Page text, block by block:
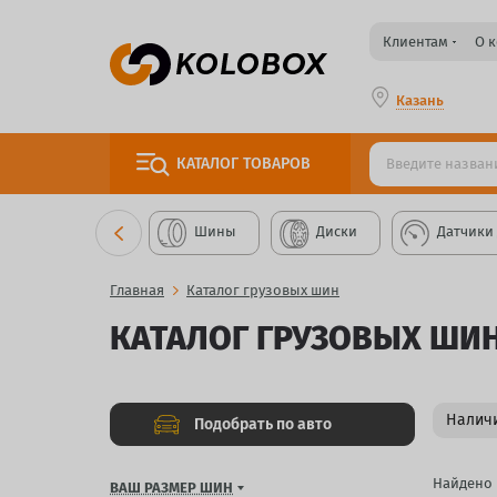
Клиентам О
Казань
КАТАЛОГ ТОВАРОВ
Шины Диски Датчики
Главная Каталог грузовых шин
КАТАЛОГ ГРУЗОВЫХ
Подобрать по авто
ВАШ РАЗМЕР ШИН Найдено